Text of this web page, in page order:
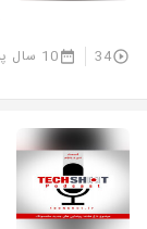
34 10 سال پیش